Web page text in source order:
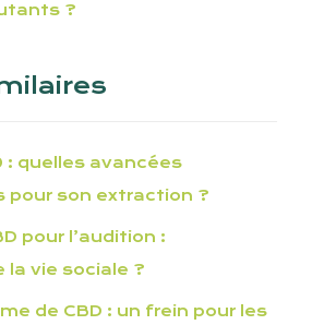
?
: quelles avancées
pour son extraction ?
pour l’audition :
la vie sociale ?
de CBD : un frein pour les